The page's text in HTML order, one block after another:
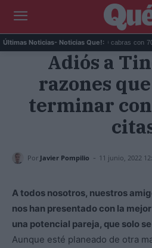
Últimas Noticias- Noticias Que!:
Galápagos eliminó 140.000 cabras con 700
Adiós a
razones
terminar
Por Javier Pompilio - 11 junio, 2022
A todos nosotros, nuestros
nos han presentado con la
una potencial pareja, que solo
Aunque esté planeado de otra